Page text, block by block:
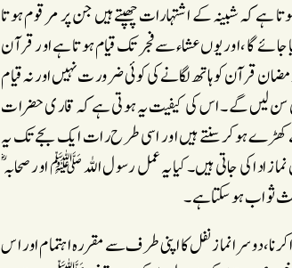
ہے کہ شبینہ کے اشتہارات چھپتے ہیں جن پر مرقوم ہوتا
گا ،اور یوں عشاء سے فجر تک قیام ہوتا ہے اور قرآن
قرآن کو ہاتھ لگانے کی کوئی ضرورت نہیں اور نہ قیام
لیں گے۔ اس کی کیفیت یہ ہوتی ہے کہ قاری حضرات
کھڑے ہوکر سنتے ہیں اور اسی طرح رات ایک بجے تک یہ
ادا کی جاتی ہیں۔کیا یہ عمل رسول اللہ ﷺ اور صحابہ
ثواب ہو سکتا ہے۔
نفل کا اپنی طرف سے مقررہ اہتمام اور اس